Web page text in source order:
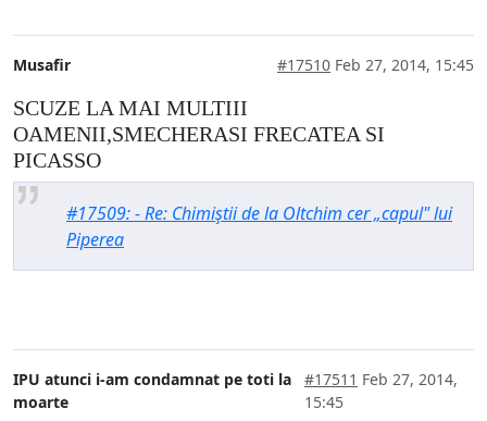
Musafir #17510 Feb 27, 2014, 15:45
SCUZE LA MAI MULTIII
OAMENII,SMECHERASI FRECATEA SI
PICASSO
#17509: - Re: Chimiştii de la Oltchim cer „capul" lui
Piperea
IPU atunci i-am condamnat pe toti la
moarte
#17511 Feb 27, 2014,
15:45